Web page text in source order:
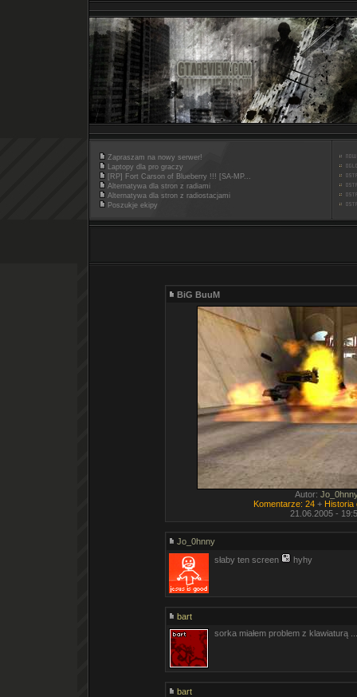
Zapraszam na nowy serwer!
Laptopy dla pro graczy
[RP] Fort Carson of Blueberry !!! [SA-MP...
Alternatywa dla stron z radiami
Alternatywa dla stron z radiostacjami
Poszukje ekipy
BiG BuuM
Autor:
Komentarze: 24 + Historia
21.06.2005 -
Jo_0hnny
słaby ten screen
hyhy
bart
sorka miałem problem z klawiaturą
bart